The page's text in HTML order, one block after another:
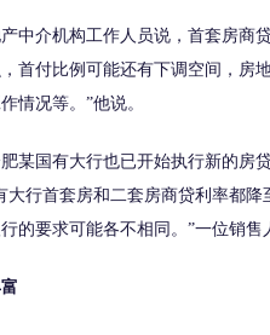
介机构工作人员说，首套房商贷
首付比例可能还有下调空间，房
情况等。”他说。
国有大行也已开始执行新的房贷
大行首套房和二套房商贷利率都
的要求可能各不相同。”一位销售